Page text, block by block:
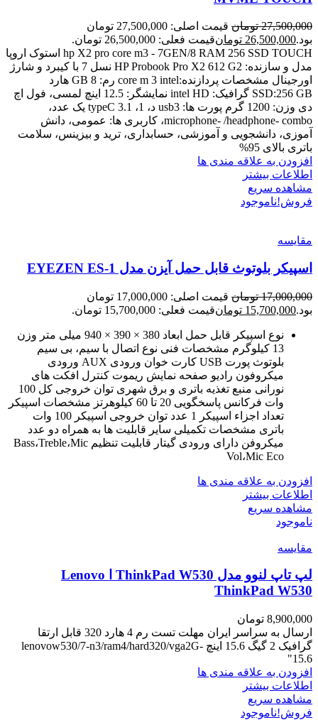
27,500,000 تومان
قیمت اصلی: 27,500,000 تومان
بود.26,500,000 تومانقیمت فعلی: 26,500,000 تومان.
hp X2 pro core m3 - 7GEN/8 RAM 256 SSD TOUCH استوک اروپا
مدل و سازنده: HP Probook Pro X2 612 G2 نسل 7 با کیبرد و شارژ
اورجینال مشخصات پردازنده:core m 3 intel رم: 8 GB هارد
SSD:256 GB گرافیک: intel HD نمایشگر: 12.5 اینچ لمسی، فول اچ
دی وزن: 1200 گرم پورت ها: usb3 د، 1، typeC 3.1 یک عدد،
microphone- /headphone- combo، کاربری ها: عمومی، دانش
آموزی، دانشجویی و آموزشی، حسابداری، ترید و بیزینس، سلامت
باتری بالای 95%
افزودن به علاقه مندی ها
اطلاعات بیشتر
مشاهده سریع
فروش!ناموجود
مقایسه
اسپیکر بلوتوث قابل حمل آیزن مدل EYEZEN ES-1
17,000,000 تومان
قیمت اصلی: 17,000,000 تومان
بود.15,700,000 تومانقیمت فعلی: 15,700,000 تومان.
نوع اسپیکر قابل حمل ابعاد 380 × 390 × 940 میلی‌ متر وزن
13 کیلوگرم مشخصات فنی نوع اتصال با سیم، بی سیم
بلوتوث پورت USB کارت خوان ورودی AUX ورودی
میکروفون رادیو صفحه نمایش ریموت کنترل افکت های
نورانی منبع تغذیه باتری و برق شهری توان خروجی کل 100
وات فرکانس پاسخگویی 20 تا 60 کیلوهرتز مشخصات اسپیکر
تعداد اجزاء اسپیکر 1 عدد توان خروجی اسپیکر 100 وات
باتری مشخصات تکمیلی سایر قابلیت ها به همراه دو عدد
میکروفن دارای ورودی گیتار قابلیت تنظیم Bass،Treble،Mic
Vol،Mic Eco
افزودن به علاقه مندی ها
اطلاعات بیشتر
مشاهده سریع
ناموجود
مقایسه
لپ تاپ لنوو مدل ThinkPad W530 ا Lenovo
ThinkPad W530
8,900,000 تومان
ارسال به سراسر ایران مهلت تست رم 4 هارد 320 قابل ارتقا
گرافیک 2 گیگ 15.6 اینچ lenovow530/7-n3/ram4/hard320/vga2G-
15.6"
افزودن به علاقه مندی ها
اطلاعات بیشتر
مشاهده سریع
فروش!ناموجود